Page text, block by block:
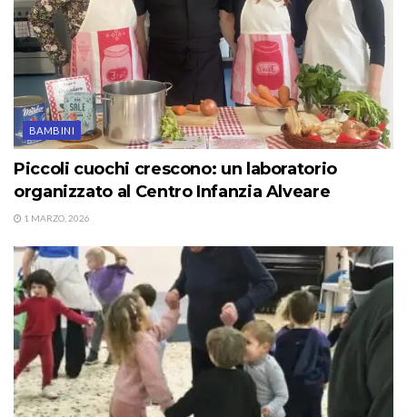
BAMBINI
Piccoli cuochi crescono: un laboratorio
organizzato al Centro Infanzia Alveare
1 MARZO, 2026